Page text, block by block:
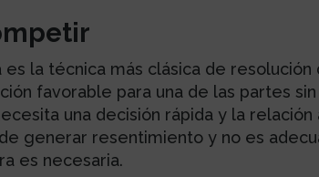
es la técnica más clásica de
favorable para una de las partes
una decisión rápida y la
generar resentimiento y no es
es necesaria.